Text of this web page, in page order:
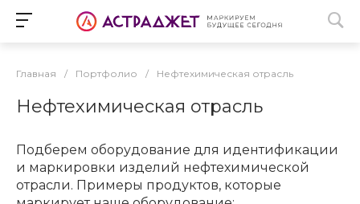
Главная / Портфолио / Нефтехимическая отрасль
Нефтехимическая отрасль
Подберем оборудование для идентификации
и маркировки изделий нефтехимической
отрасли. Примеры продуктов, которые